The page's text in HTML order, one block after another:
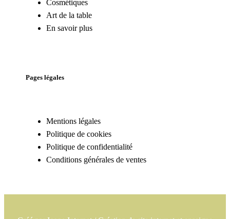
Cosmétiques
Art de la table
En savoir plus
Pages légales
Mentions légales
Politique de cookies
Politique de confidentialité
Conditions générales de ventes